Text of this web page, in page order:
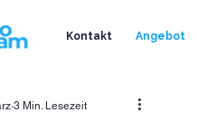
Kontakt Angebot
3 Min. Lesezeit